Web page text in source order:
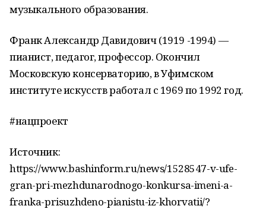
музыкального образования.
Франк Александр Давидович (1919 -1994) —
пианист, педагог, профессор. Окончил
Московскую консерваторию, в Уфимском
институте искусств работал с 1969 по 1992 год.
#нацпроект
Источник:
https://www.bashinform.ru/news/1528547-v-ufe-
gran-pri-mezhdunarodnogo-konkursa-imeni-a-
franka-prisuzhdeno-pianistu-iz-khorvatii/?